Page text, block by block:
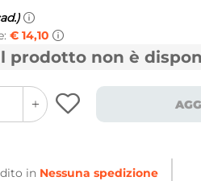
€ 14,10
prodotto non è
quantity
minus
button
in Nessuna spedizione